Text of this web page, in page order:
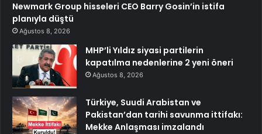
Newmark Group hisseleri CEO Barry Gosin’in istifa
planıyla düştü
Ağustos 8, 2026
MHP’li Yıldız siyasi partilerin
kapatılma nedenlerine 2 yeni öneri
Ağustos 8, 2026
Türkiye, Suudi Arabistan ve
Pakistan’dan tarihi savunma ittifakı:
Mekke Anlaşması imzalandı